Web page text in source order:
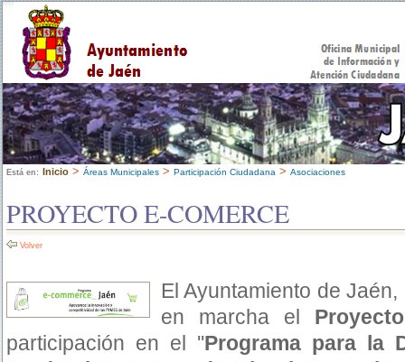
Está en: Inicio > Áreas Municipales > Participación Ciudadana > Asociaciones
PROYECTO E-COMERCE
Volver
El Ayuntamiento de
en marcha el
participación en el ''Programa para la